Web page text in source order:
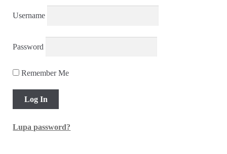
Username
Password
Remember Me
Lupa password?